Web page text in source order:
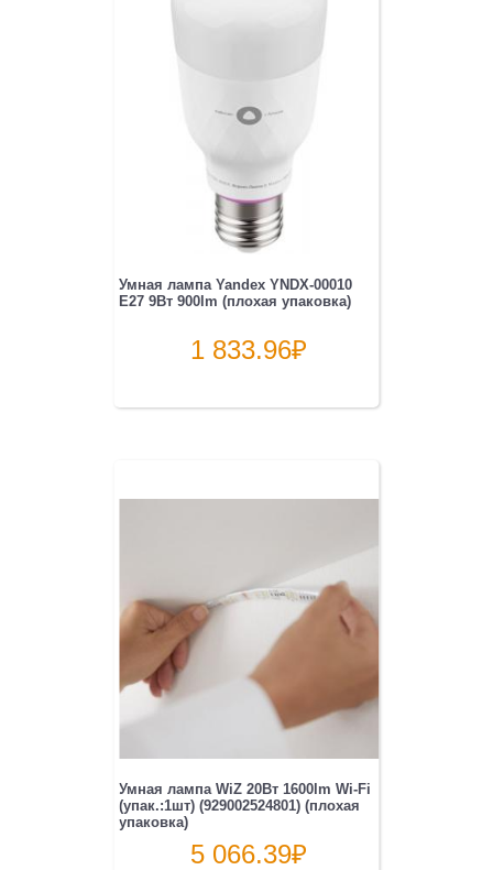
Умная лампа Yandex YNDX-00010
E27 9Вт 900lm (плохая упаковка)
1 833.96₽
Умная лампа WiZ 20Вт 1600lm Wi-Fi
(упак.:1шт) (929002524801) (плохая
упаковка)
5 066.39₽